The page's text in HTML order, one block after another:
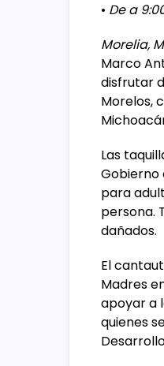
• De a
Morelia,
Marco
disfrutar
Morelos,
Las
Gobierno
para
persona.
dañados.
El
Madres
apoyar a
quienes